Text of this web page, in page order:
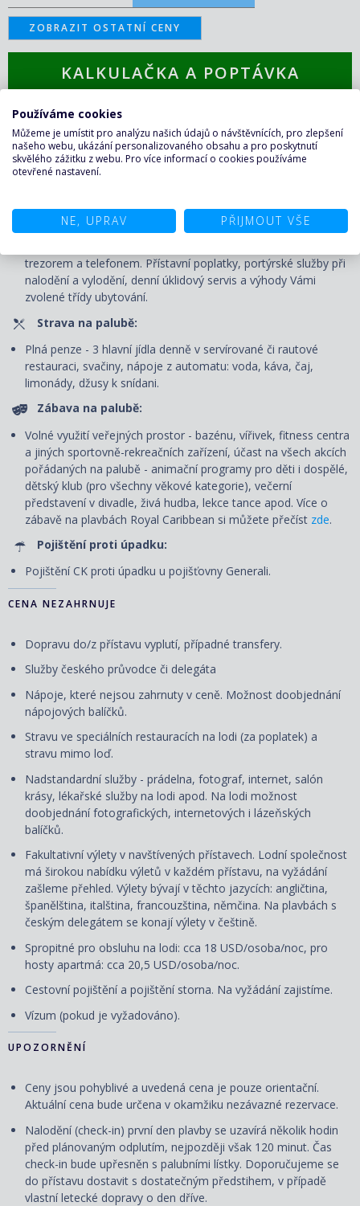
ZOBRAZIT OSTATNÍ CENY
KALKULAČKA A POPTÁVKA
CENA ZAHRNUJE
Ubytování v kajutě vybrané kategorie. Kajuty jsou vybavené
samostatným sociálním zařízením, klimatizací, TV, minibarem,
trezorem a telefonem. Přístavní poplatky, portýrské služby při
nalodění a vylodění, denní úklidový servis a výhody Vámi
zvolené třídy ubytování.
Strava na palubě:
Plná penze - 3 hlavní jídla denně v servírované či rautové
restauraci, svačiny, nápoje z automatu: voda, káva, čaj,
limonády, džusy k snídani.
Zábava na palubě:
Volné využití veřejných prostor - bazénu, vířivek, fitness centra
a jiných sportovně-rekreačních zařízení, účast na všech akcích
pořádaných na palubě - animační programy pro děti i dospělé,
dětský klub (pro všechny věkové kategorie), večerní
představení v divadle, živá hudba, lekce tance apod. Více o
zábavě na plavbách Royal Caribbean si můžete přečíst zde.
Pojištění proti úpadku:
Pojištění CK proti úpadku u pojišťovny Generali.
CENA NEZAHRNUJE
Dopravu do/z přístavu vyplutí, případné transfery.
Služby českého průvodce či delegáta
Nápoje, které nejsou zahrnuty v ceně. Možnost doobjednání
nápojových balíčků.
Stravu ve speciálních restauracích na lodi (za poplatek) a
stravu mimo loď.
Nadstandardní služby - prádelna, fotograf, internet, salón
krásy, lékařské služby na lodi apod. Na lodi možnost
doobjednání fotografických, internetových i lázeňských
balíčků.
Fakultativní výlety v navštívených přístavech. Lodní společnost
má širokou nabídku výletů v každém přístavu, na vyžádání
zašleme přehled. Výlety bývají v těchto jazycích: angličtina,
španělština, italština, francouzština, němčina. Na plavbách s
českým delegátem se konají výlety v češtině.
Spropitné pro obsluhu na lodi: cca 18 USD/osoba/noc, pro
hosty apartmá: cca 20,5 USD/osoba/noc.
Cestovní pojištění a pojištění storna. Na vyžádání zajistíme.
Vízum (pokud je vyžadováno).
UPOZORNĚNÍ
Ceny jsou pohyblivé a uvedená cena je pouze orientační.
Aktuální cena bude určena v okamžiku nezávazné rezervace.
Nalodění (check-in) první den plavby se uzavírá několik hodin
před plánovaným odplutím, nejpozději však 120 minut. Čas
check-in bude upřesněn s palubními lístky. Doporučujeme se
do přístavu dostavit s dostatečným předstihem, v případě
vlastní letecké dopravy o den dříve.
Používáme cookies
Můžeme je umístit pro analýzu našich údajů o návštěvnících, pro zlepšení
našeho webu, ukázání personalizovaného obsahu a pro poskytnutí
skvělého zážitku z webu. Pro více informací o cookies používáme
otevřené nastavení.
NE, UPRAV PŘIJMOUT VŠE